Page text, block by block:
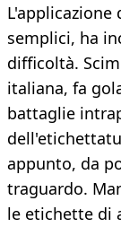
semplici, ha
difficoltà.
italiana, fa
battaglie
appunto, da
traguardo.
le etichette di